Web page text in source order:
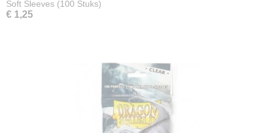
Soft Sleeves (100 Stuks)
€ 1,25